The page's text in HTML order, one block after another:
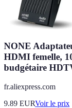
NONE
HDMI femelle,
budgétaire
fr.aliexpress.com
9.89 EURVoir le prix